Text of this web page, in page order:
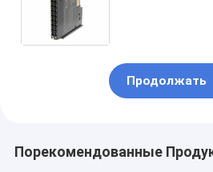
Продолжать
Порекомендованные